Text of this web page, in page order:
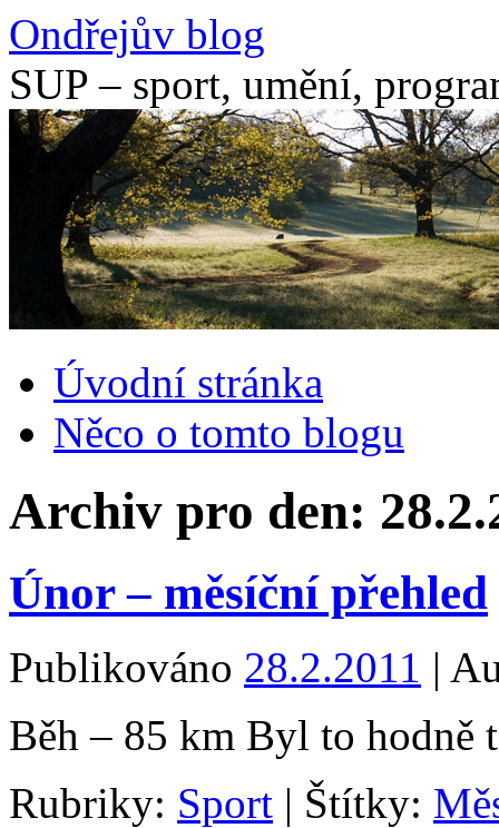
Přejít
k
obsahu
webu
Ondřejův blog
SUP – sport, umění,
Úvodní stránka
Něco o tomto blogu
Archiv pro den:
Únor – měsíční přehled
Publikováno 28.2.2011 |
Běh – 85 km Byl to hodně
Rubriky: Sport | Štítky: